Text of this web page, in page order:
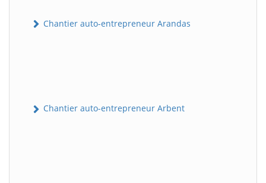
Chantier auto-entrepreneur Arandas
Chantier auto-entrepreneur Arbent